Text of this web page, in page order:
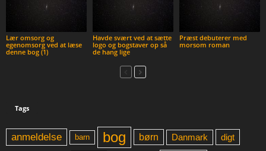
Lær omsorg og
egenomsorg ved at læse
denne bog (1)
Havde svært ved at sætte
logo og bogstaver op så
de hang lige
Præst debuterer med
morsom roman
Tags
anmeldelse barn bog børn Danmark digt